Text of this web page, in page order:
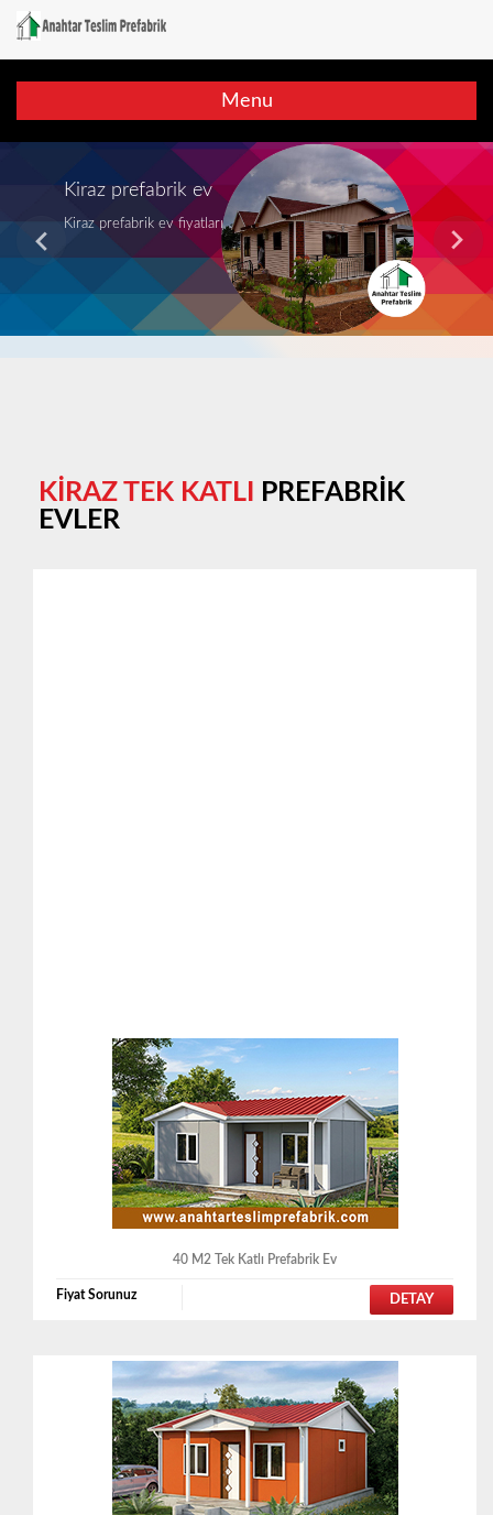
Menu
Kiraz prefabrik ev
Kiraz prefabrik ev fiyatları
KİRAZ TEK KATLI
PREFABRİK
EVLER
40 M2 Tek Katlı Prefabrik Ev
Fiyat Sorunuz DETAY